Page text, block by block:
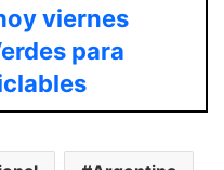
viernes
para